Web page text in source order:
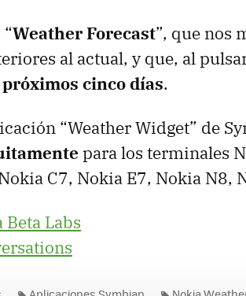
Weather Forecast”, que nos
al actual, y que, al
cinco días.
“Weather Widget” de
para los terminales
C7, Nokia E7, Nokia N8,
Beta Labs